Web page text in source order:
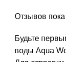
Отзывов пока
Будьте
воды Aqua